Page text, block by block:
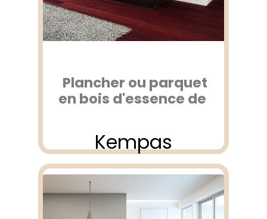
Plancher ou parquet
en bois d'essence de
Kempas